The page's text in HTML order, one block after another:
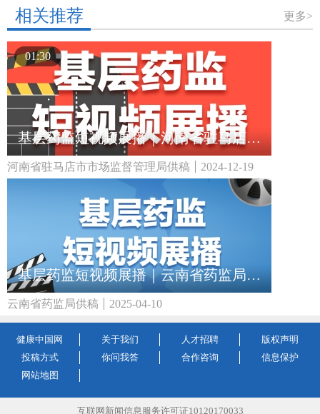
相关推荐 更多>
01:30
基层药监短视频展播｜河南省驻马店市市场监督管理局：牙膏真的能治病吗？
河南省驻马店市市场监督管理局供稿 2024-12-19
基层药监短视频展播｜云南省药监局：选对助听器 守护听力每一刻
云南省药监局供稿 2025-04-10
健康中国网 关于我们 人才招聘
版权声明
投稿方式
你问我答 合作咨询
信息保护
网站地图
互联网新闻信息服务许可证10120170033